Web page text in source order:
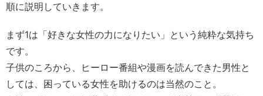
順に説明していきます。
まず1は「好きな女性の力になりたい」という純粋な気持ち
です。
子供のころから、ヒーロー番組や漫画を読んできた男性と
しては、困っている女性を助けるのは当然のこと。